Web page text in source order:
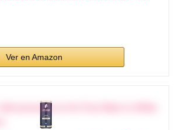
Ver en Amazon